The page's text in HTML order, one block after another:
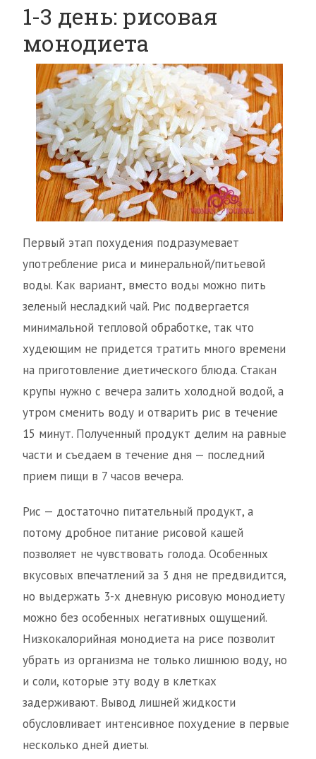
1-3 день: рисовая
монодиета
Первый этап похудения подразумевает
употребление риса и минеральной/питьевой
воды. Как вариант, вместо воды можно пить
зеленый несладкий чай. Рис подвергается
минимальной тепловой обработке, так что
худеющим не придется тратить много времени
на приготовление диетического блюда. Стакан
крупы нужно с вечера залить холодной водой, а
утром сменить воду и отварить рис в течение
15 минут. Полученный продукт делим на равные
части и съедаем в течение дня — последний
прием пищи в 7 часов вечера.
Рис — достаточно питательный продукт, а
потому дробное питание рисовой кашей
позволяет не чувствовать голода. Особенных
вкусовых впечатлений за 3 дня не предвидится,
но выдержать 3-х дневную рисовую монодиету
можно без особенных негативных ощущений.
Низкокалорийная монодиета на рисе позволит
убрать из организма не только лишнюю воду, но
и соли, которые эту воду в клетках
задерживают. Вывод лишней жидкости
обусловливает интенсивное похудение в первые
несколько дней диеты.